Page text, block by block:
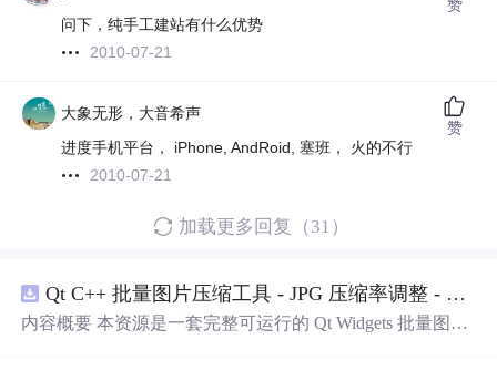
问下，纯手工建站有什么优势
2010-07-21
赞
大象无形，大音希声
进度手机平台， iPhone, AndRoid, 塞班， 火的不行
2010-07-21
赞
加载更多回复（31）
Qt C++ 批量图片压缩工具 - JPG 压缩率调整 - 批量修改分辨率 - 本地图片批处理（源码）
内容概要 本资源是一套完整可运行的 Qt Widgets 批量图片